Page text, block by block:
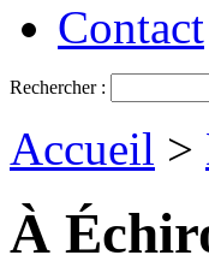
Contact
Rechercher :
Accueil >
À